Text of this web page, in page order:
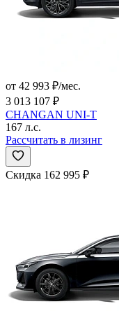
от 42 993 ₽/мес.
3 013 107 ₽
CHANGAN UNI-T
167 л.с.
Рассчитать в лизинг
Скидка 162 995 ₽